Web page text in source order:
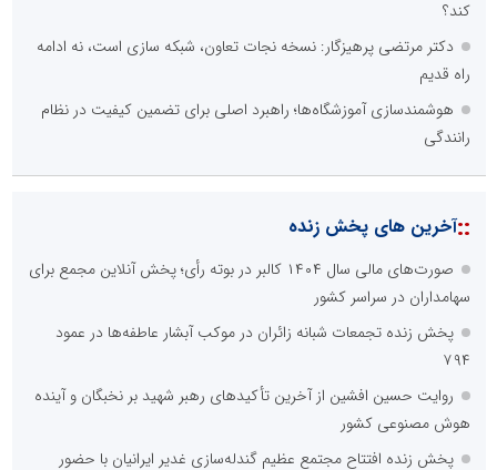
کند؟
دکتر مرتضی پرهیزگار: نسخه نجات تعاون، شبکه سازی است، نه ادامه
راه قدیم
هوشمندسازی آموزشگاه‌ها؛ راهبرد اصلی برای تضمین کیفیت در نظام
رانندگی
::آخرین های پخش زنده
صورت‌های مالی سال ۱۴۰۴ کالبر در بوته رأی؛ پخش آنلاین مجمع برای
سهامداران در سراسر کشور
پخش زنده تجمعات شبانه زائران در موکب آبشار عاطفه‌ها در عمود
۷۹۴
روایت حسین افشین از آخرین تأکیدهای رهبر شهید بر نخبگان و آینده
هوش مصنوعی کشور
پخش زنده افتتاح مجتمع عظیم گندله‌سازی غدیر ایرانیان با حضور